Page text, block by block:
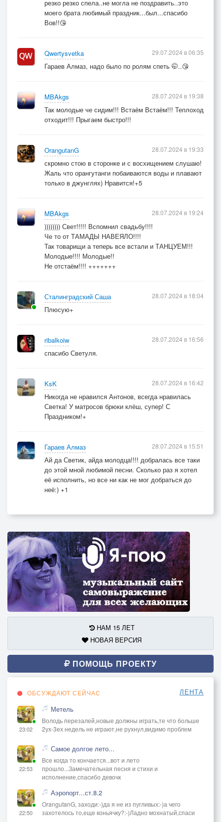
резко резко спела..не могла не поздравить..это
моего брата любимый праздник...был...спасибо
Вов!!😘
Qwertysvetka
Гараев Алмаз, надо было по ролям спеть 🤭..😘
29.07.2024 в 06:35
MBAkgs
Так молодые че сидим!!! Встаём Встаём!!! Теплоход
отходит!!! Прыгаем быстро!!!
28.07.2024 в 19:38
OrangutanG
скромно стою в сторонке и с восхищением слушаю!
Жаль что орангутанги побаиваются воды и плавают
только в джунглях) Нравится!+5
28.07.2024 в 19:33
MBAkgs
)))))))) Свет!!!!! Вспомнил свадьбу!!!!
Че то от ТАМАДЫ НАВЕЯЛО!!!!
Так товарищи а теперь все встали и ТАНЦУЕМ!!!
Молодые!!!! Молодые!!
Не отстаём!!!! +++++++
28.07.2024 в 19:24
Сталинградский Саша
Плюсую+
28.07.2024 в 18:04
ribalkoiw
спасибо Светуля.
28.07.2024 в 16:56
KsK
Никогда не нравился Антонов, всегда нравилась
Светка! У матросов брюки клёш, супер! С
Праздником!+
28.07.2024 в 16:42
Гараев Алмаз
Ай да Светик, айда молодца!!!! добралась все таки
до этой мной любимой песни. Сколько раз я хотел
её исполнить, но все ни как не мог добраться до
неё:) +1
28.07.2024 в 15:51
НАМ 15 ЛЕТ
НОВАЯ ВЕРСИЯ
ПОМОЩЬ ПРОЕКТУ
ОБСУЖДАЮТ СЕЙЧАС ЛЕНТА
23:02
Метель
Володь перезалей,новые должны играть,те что больше
2ух-3ех недель не играют,не рухнул,видимо проблем
22:53
Самое долгое лето...
Все когда то кончается...вот и лето
прошло...Замечательная песня и стихи и
исполнение,спасибо девочк
22:50
Аэропорт...ст.8.2
OrangutanG, заходи:-)да я не из пугливых:-)а чего
захотелось то,еще коньячку?:-)Ладно мохнатый,спаси